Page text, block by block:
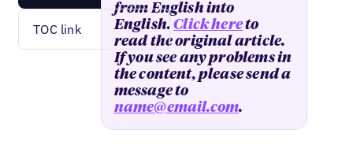
TOC link
from English into
English.Click hereto
read the original article.
If you see any problems in
the content, please send a
message to
name@email.com.